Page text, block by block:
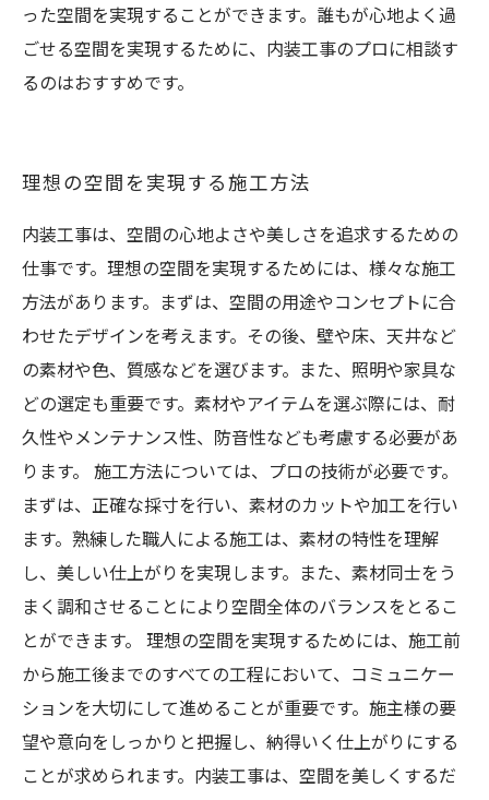
った空間を実現することができます。誰もが心地よく過
ごせる空間を実現するために、内装工事のプロに相談す
るのはおすすめです。
理想の空間を実現する施工方法
内装工事は、空間の心地よさや美しさを追求するための
仕事です。理想の空間を実現するためには、様々な施工
方法があります。まずは、空間の用途やコンセプトに合
わせたデザインを考えます。その後、壁や床、天井など
の素材や色、質感などを選びます。また、照明や家具な
どの選定も重要です。素材やアイテムを選ぶ際には、耐
久性やメンテナンス性、防音性なども考慮する必要があ
ります。 施工方法については、プロの技術が必要です。
まずは、正確な採寸を行い、素材のカットや加工を行い
ます。熟練した職人による施工は、素材の特性を理解
し、美しい仕上がりを実現します。また、素材同士をう
まく調和させることにより空間全体のバランスをとるこ
とができます。 理想の空間を実現するためには、施工前
から施工後までのすべての工程において、コミュニケー
ションを大切にして進めることが重要です。施主様の要
望や意向をしっかりと把握し、納得いく仕上がりにする
ことが求められます。内装工事は、空間を美しくするだ